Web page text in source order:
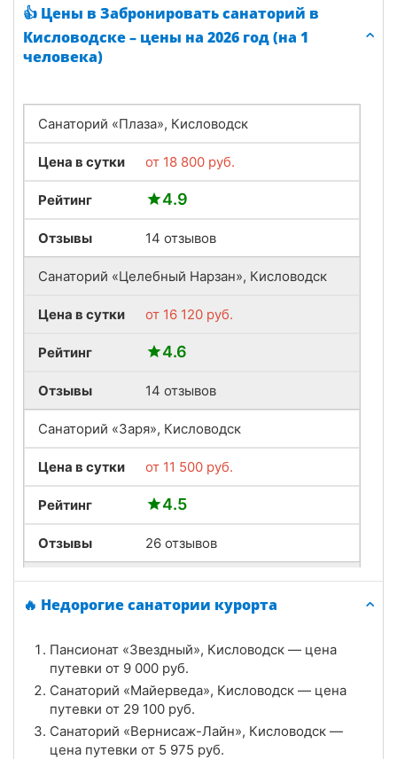
👍 Цены в Забронировать санаторий в
Кисловодске – цены на 2026 год (на 1
человека)
Санаторий «Плаза», Кисловодск
Цена в сутки от 18 800 руб.
Рейтинг 4.9
Отзывы 14 отзывов
Санаторий «Целебный Нарзан», Кисловодск
Цена в сутки от 16 120 руб.
Рейтинг 4.6
Отзывы 14 отзывов
Санаторий «Заря», Кисловодск
Цена в сутки от 11 500 руб.
Рейтинг 4.5
Отзывы 26 отзывов
Санаторий «Кавказ», Кисловодск
Цена в сутки 5 600 руб.
Рейтинг 4.1
Отзывы 23 отзывов
Санаторий «Орджоникидзе», Кисловодск
🔥 Недорогие санатории курорта
Пансионат «Звездный», Кисловодск — цена
путевки от 9 000 руб.
Санаторий «Майерведа», Кисловодск — цена
путевки от 29 100 руб.
Санаторий «Вернисаж-Лайн», Кисловодск —
цена путевки от 5 975 руб.